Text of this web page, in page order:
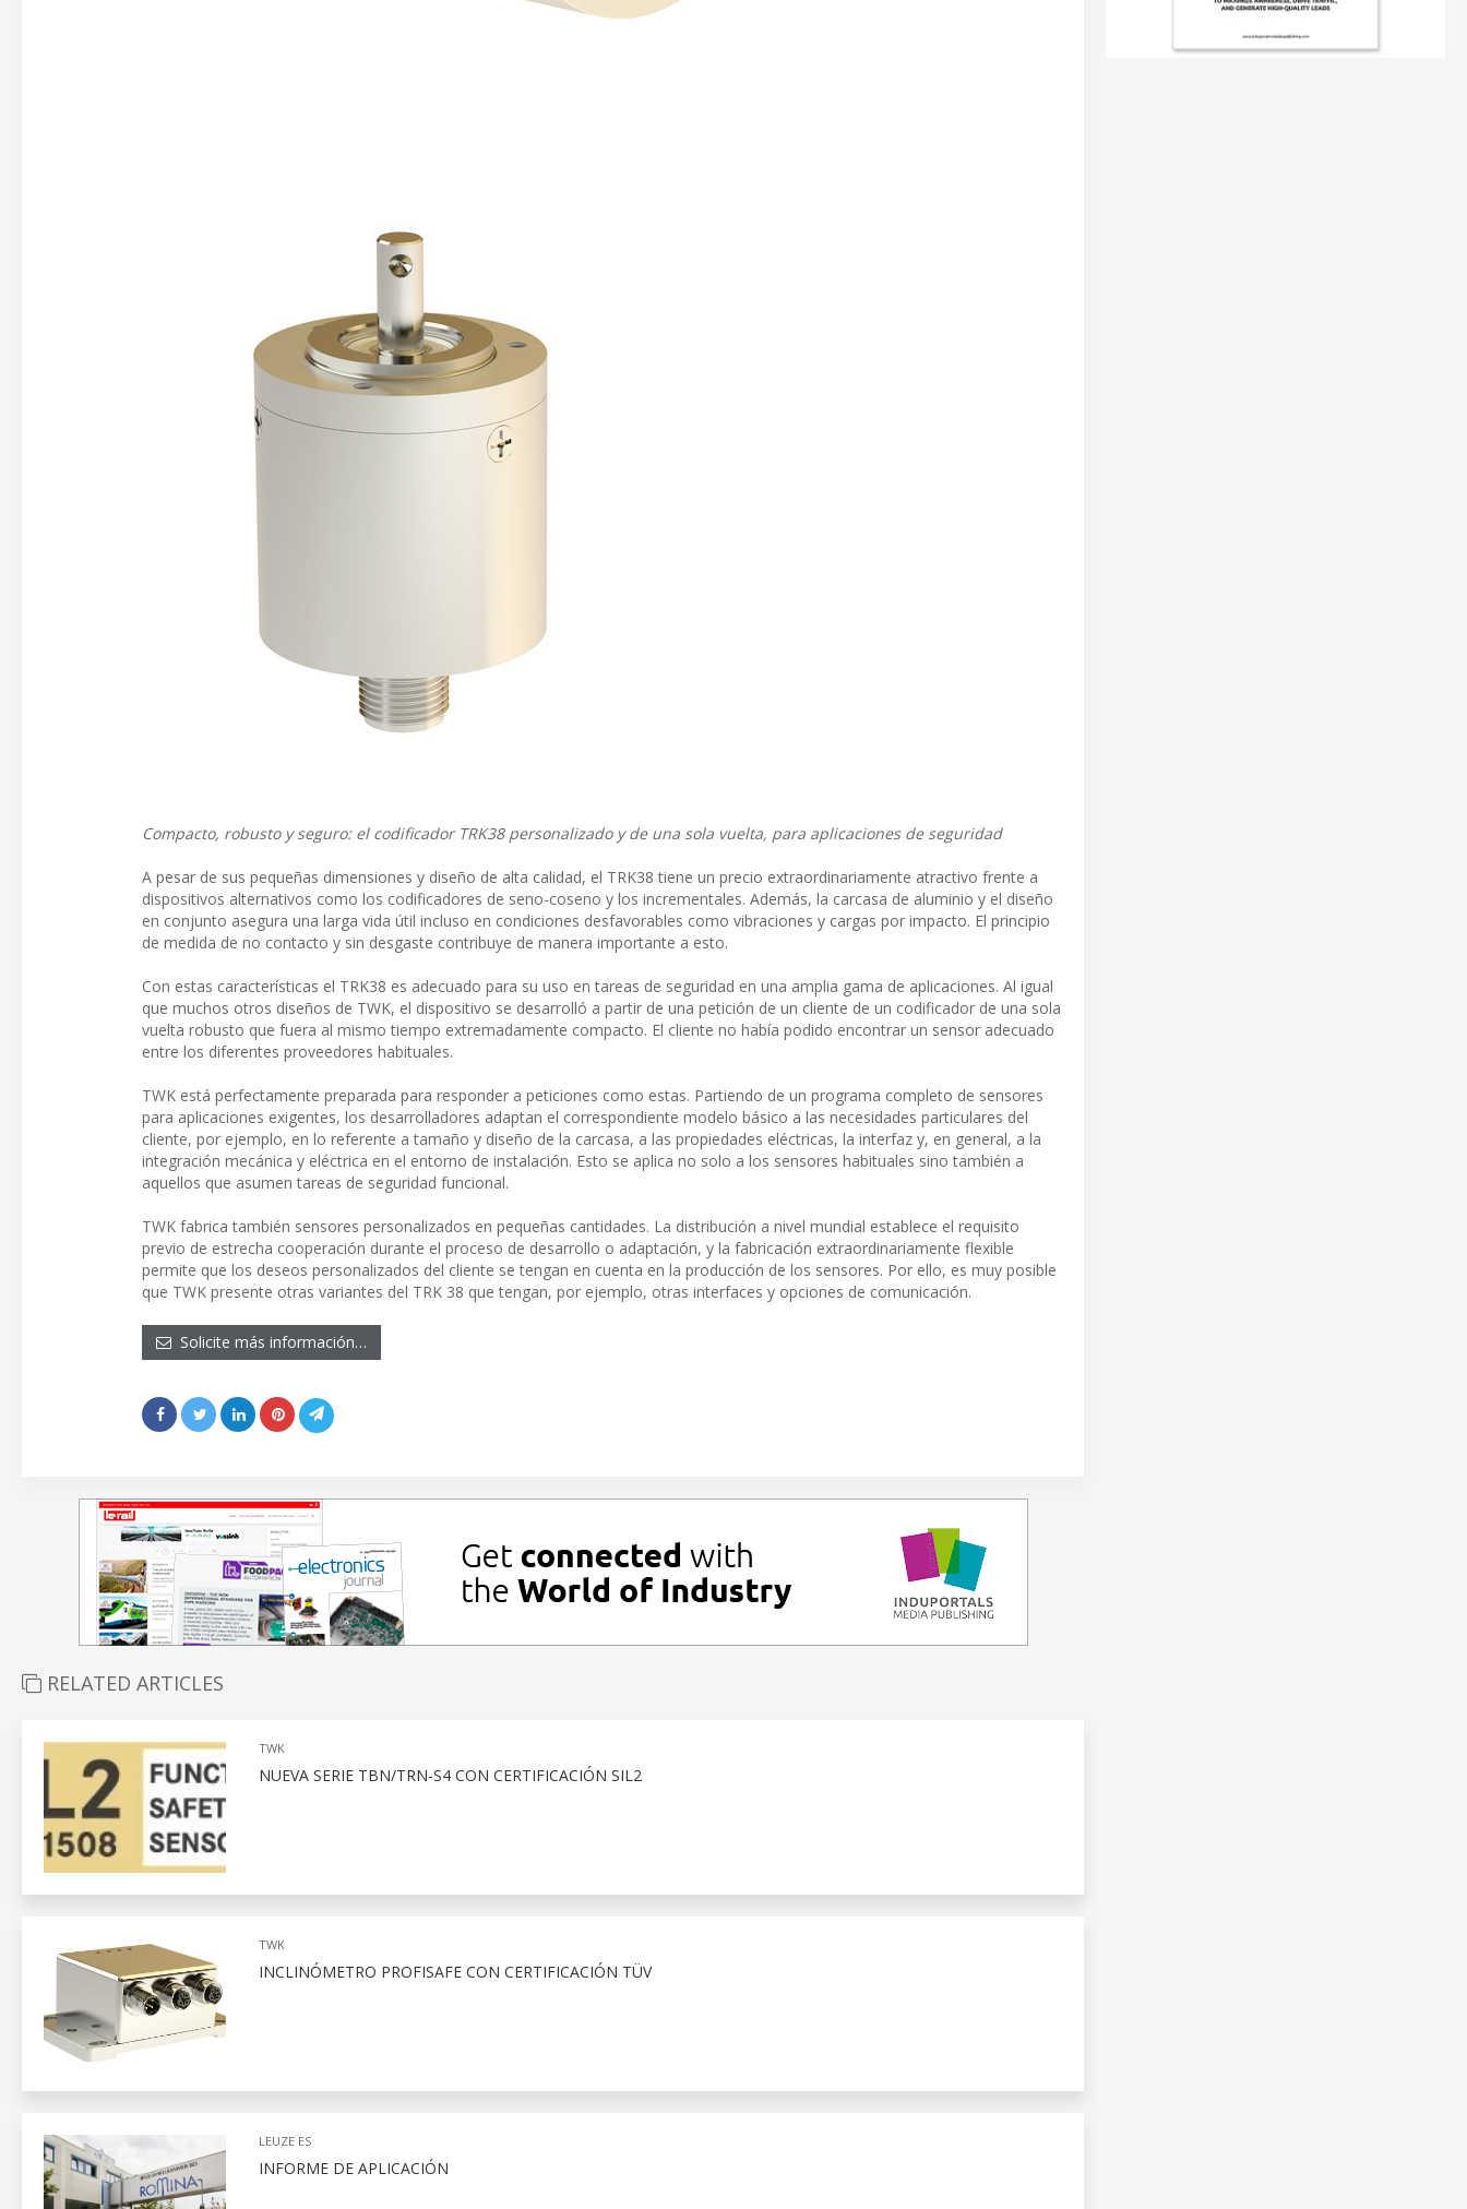
Compacto, robusto y seguro: el codificador TRK38 personalizado y de una sola vuelta, para aplicaciones de seguridad
A pesar de sus pequeñas dimensiones y diseño de alta calidad, el TRK38 tiene un precio extraordinariamente atractivo frente a
dispositivos alternativos como los codificadores de seno-coseno y los incrementales. Además, la carcasa de aluminio y el diseño
en conjunto asegura una larga vida útil incluso en condiciones desfavorables como vibraciones y cargas por impacto. El principio
de medida de no contacto y sin desgaste contribuye de manera importante a esto.
Con estas características el TRK38 es adecuado para su uso en tareas de seguridad en una amplia gama de aplicaciones. Al igual
que muchos otros diseños de TWK, el dispositivo se desarrolló a partir de una petición de un cliente de un codificador de una sola
vuelta robusto que fuera al mismo tiempo extremadamente compacto. El cliente no había podido encontrar un sensor adecuado
entre los diferentes proveedores habituales.
TWK está perfectamente preparada para responder a peticiones como estas. Partiendo de un programa completo de sensores
para aplicaciones exigentes, los desarrolladores adaptan el correspondiente modelo básico a las necesidades particulares del
cliente, por ejemplo, en lo referente a tamaño y diseño de la carcasa, a las propiedades eléctricas, la interfaz y, en general, a la
integración mecánica y eléctrica en el entorno de instalación. Esto se aplica no solo a los sensores habituales sino también a
aquellos que asumen tareas de seguridad funcional.
TWK fabrica también sensores personalizados en pequeñas cantidades. La distribución a nivel mundial establece el requisito
previo de estrecha cooperación durante el proceso de desarrollo o adaptación, y la fabricación extraordinariamente flexible
permite que los deseos personalizados del cliente se tengan en cuenta en la producción de los sensores. Por ello, es muy posible
que TWK presente otras variantes del TRK 38 que tengan, por ejemplo, otras interfaces y opciones de comunicación.
Solicite más información…
RELATED ARTICLES
TWK
NUEVA SERIE TBN/TRN-S4 CON CERTIFICACIÓN SIL2
TWK
INCLINÓMETRO PROFISAFE CON CERTIFICACIÓN TÜV
LEUZE ES
INFORME DE APLICACIÓN